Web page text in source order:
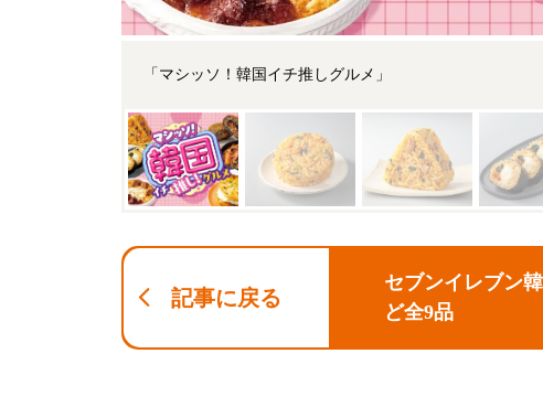
「マシッソ！韓国イチ推しグルメ」
記事に戻る
セブンイレブン
ど全9品